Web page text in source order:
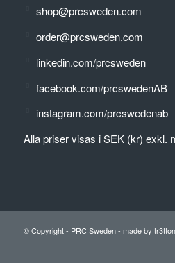
shop@prcsweden.com
order@prcsweden.com
linkedin.com/prcsweden
facebook.com/prcswedenAB
instagram.com/prcswedenab
Alla priser visas i SEK (kr) exkl.
© Copyright - PRC Sweden- made by